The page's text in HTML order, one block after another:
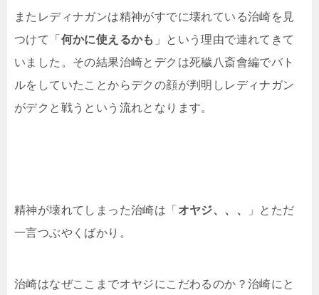
またレディナガンは精神がすでに壊れている治崎を見
つけて「 何かに使えるかも 」という理由で連れてきて
いました。その結果治崎とデクは死穢八斎會編でバト
ルをしていたことからデクの顔が判明しレディナガン
がデクと戦うという流れとなります。
精神が壊れてしまった治崎は「 オヤジ、、、
」とただ
一言つぶやくばかり。
治崎はなぜここまでオヤジにこだわるのか？治崎にと